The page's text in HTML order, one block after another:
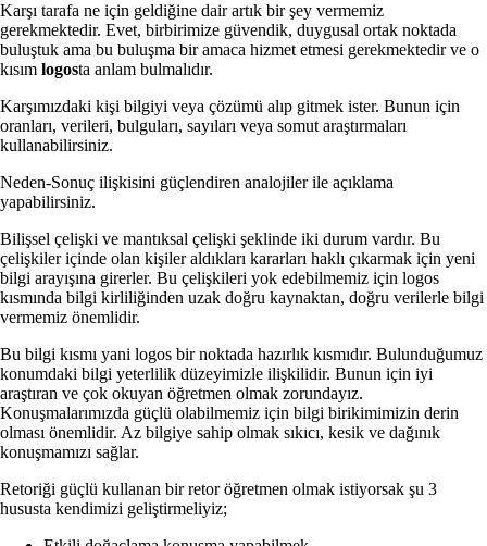
Karşı tarafa ne için geldiğine dair artık bir şey vermemiz
gerekmektedir. Evet, birbirimize güvendik, duygusal ortak noktada
buluştuk ama bu buluşma bir amaca hizmet etmesi gerekmektedir ve o
kısım logosta anlam bulmalıdır.
Karşımızdaki kişi bilgiyi veya çözümü alıp gitmek ister. Bunun için
oranları, verileri, bulguları, sayıları veya somut araştırmaları
kullanabilirsiniz.
Neden-Sonuç ilişkisini güçlendiren analojiler ile açıklama
yapabilirsiniz.
Bilişsel çelişki ve mantıksal çelişki şeklinde iki durum vardır. Bu
çelişkiler içinde olan kişiler aldıkları kararları haklı çıkarmak için yeni
bilgi arayışına girerler. Bu çelişkileri yok edebilmemiz için logos
kısmında bilgi kirliliğinden uzak doğru kaynaktan, doğru verilerle bilgi
vermemiz önemlidir.
Bu bilgi kısmı yani logos bir noktada hazırlık kısmıdır. Bulunduğumuz
konumdaki bilgi yeterlilik düzeyimizle ilişkilidir. Bunun için iyi
araştıran ve çok okuyan öğretmen olmak zorundayız.
Konuşmalarımızda güçlü olabilmemiz için bilgi birikimimizin derin
olması önemlidir. Az bilgiye sahip olmak sıkıcı, kesik ve dağınık
konuşmamızı sağlar.
Retoriği güçlü kullanan bir retor öğretmen olmak istiyorsak şu 3
hususta kendimizi geliştirmeliyiz;